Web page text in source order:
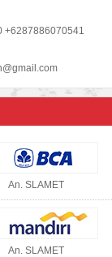
+6287886070541
An. SLAMET
An. SLAMET